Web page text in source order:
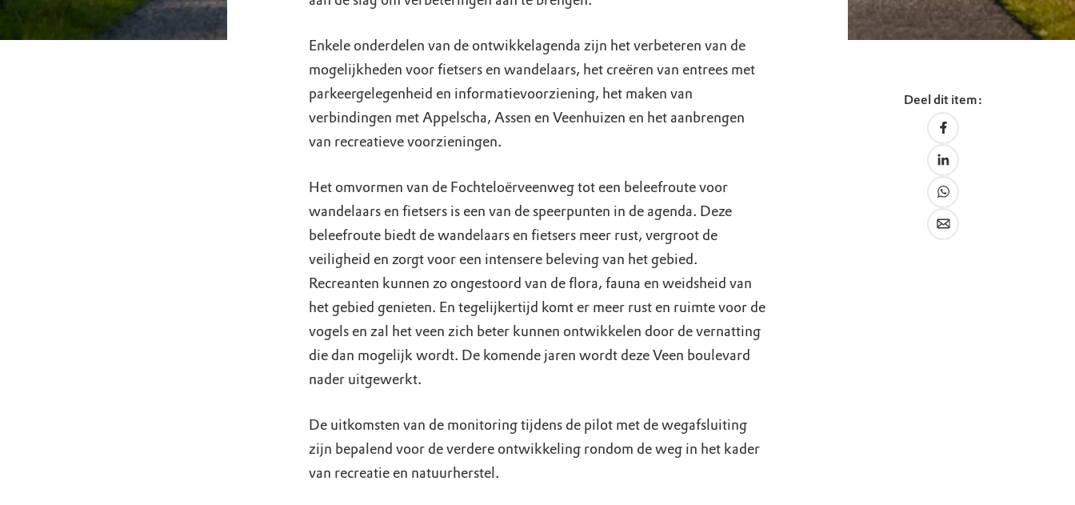
Enkele onderdelen van de ontwikkelagenda zijn het verbeteren van de
mogelijkheden voor fietsers en wandelaars, het creëren van entrees met
parkeergelegenheid en informatievoorziening, het maken van
verbindingen met Appelscha, Assen en Veenhuizen en het aanbrengen
van recreatieve voorzieningen.
Het omvormen van de Fochteloërveenweg tot een beleefroute voor
wandelaars en fietsers is een van de speerpunten in de agenda. Deze
beleefroute biedt de wandelaars en fietsers meer rust, vergroot de
veiligheid en zorgt voor een intensere beleving van het gebied.
Recreanten kunnen zo ongestoord van de flora, fauna en weidsheid van
het gebied genieten. En tegelijkertijd komt er meer rust en ruimte voor de
vogels en zal het veen zich beter kunnen ontwikkelen door de vernatting
die dan mogelijk wordt. De komende jaren wordt deze Veen boulevard
nader uitgewerkt.
De uitkomsten van de monitoring tijdens de pilot met de wegafsluiting
zijn bepalend voor de verdere ontwikkeling rondom de weg in het kader
van recreatie en natuurherstel.
Deel dit item: